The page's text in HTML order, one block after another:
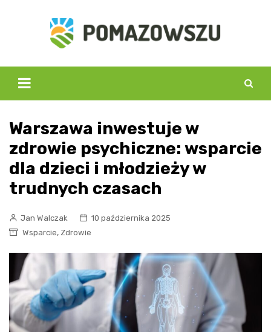
Warszawa inwestuje w
zdrowie psychiczne: wsparcie
dla dzieci i młodzieży w
trudnych czasach
Jan Walczak
10 października 2025
Wsparcie, Zdrowie